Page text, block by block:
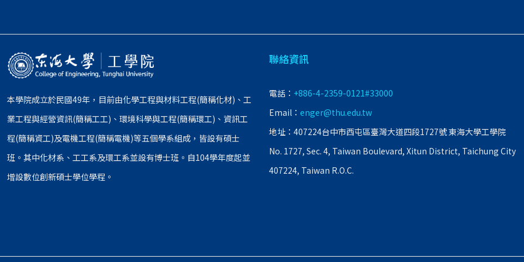
本學院成立於民國49年，目前由化學工程與材料工程(簡稱化材)、工
業工程與經營資訊(簡稱工工)、環境科學與工程(簡稱環工)、資訊工
程(簡稱資工)及電機工程(簡稱電機)等五個學系組成，皆設有碩士
班。其中化材系、工工系及環工系並設有博士班。自104學年度起並
增設數位創新碩士學位學程。
聯絡資訊
電話： +886-4-2359-0121#33000
Email： enger@thu.edu.tw
地址：407224台中市西屯區臺灣大道四段1727號 東海大學工學院
No. 1727, Sec. 4, Taiwan Boulevard, Xitun District, Taichung City
407224, Taiwan R.O.C.